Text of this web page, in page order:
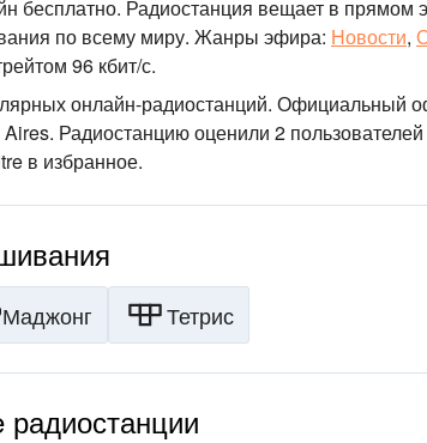
бесплатно. Радиостанция вещает в прямом
по всему миру. Жанры эфира: Новости,
96 кбит/с.
онлайн-радиостанций. Официальный
. Радиостанцию оценили 2
в избранное.
Маджонг Тетрис